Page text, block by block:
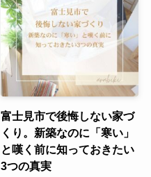
富士見市で後悔しない家づ
くり。新築なのに「寒い」
と嘆く前に知っておきたい
3つの真実